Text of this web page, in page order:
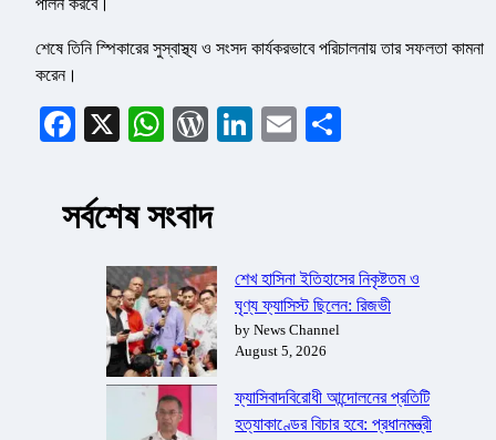
পালন করবে।
শেষে তিনি স্পিকারের সুস্বাস্থ্য ও সংসদ কার্যকরভাবে পরিচালনায় তার সফলতা কামনা
করেন।
Facebook
X WhatsApp
WordPress
LinkedIn
Email
সর্বশেষ সংবাদ
শেখ হাসিনা ইতিহাসের নিকৃষ্টতম ও
ঘৃণ্য ফ্যাসিস্ট ছিলেন: রিজভী
by News Channel
August 5, 2026
ফ্যাসিবাদবিরোধী আন্দোলনের প্রতিটি
হত্যাকাণ্ডের বিচার হবে: প্রধানমন্ত্রী